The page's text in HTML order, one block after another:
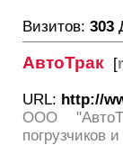
Визитов: 303
АвтоТрак [
URL: http://
ООО
погрузчиков